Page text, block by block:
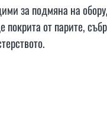
за подмяна на
от парите,